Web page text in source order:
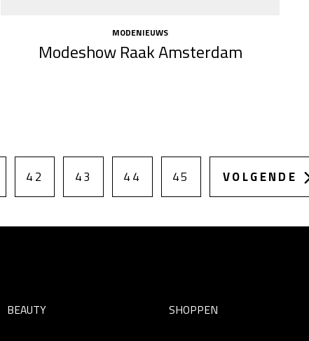
MODENIEUWS
Modeshow Raak Amsterdam
42 43 44 45 VOLGENDE
BEAUTY SHOPPEN